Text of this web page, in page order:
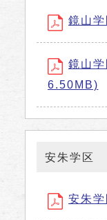
鏡山
鏡山
6.50MB)
安朱学区
安朱